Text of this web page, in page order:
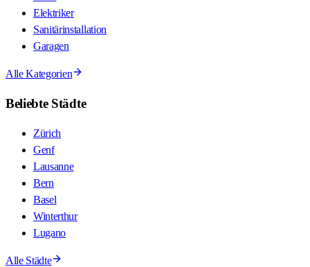
Elektriker
Sanitärinstallation
Garagen
Alle Kategorien
Beliebte Städte
Zürich
Genf
Lausanne
Bern
Basel
Winterthur
Lugano
Alle Städte